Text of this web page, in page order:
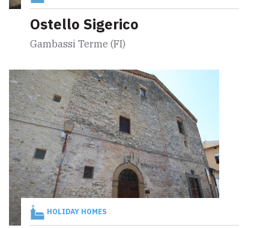
Ostello Sigerico
Gambassi Terme (FI)
HOLIDAY HOMES